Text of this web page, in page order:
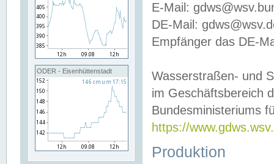
ODER - Eisenhüttenstadt
E-Mail:
DE-Mail:
Empfänger das DE-
Wasserstraßen- und
im Geschäftsbereich
Bundesministeriums
https://
Produktion